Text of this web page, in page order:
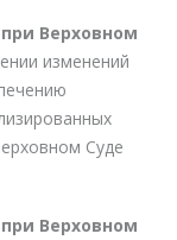
Верховном
изменений
Суде
Верховном